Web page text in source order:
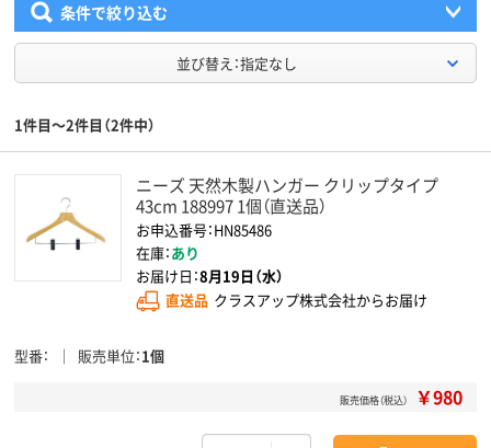
条件で絞り込む
並び替え：指定なし
1件目～2件目（2件中）
ニーズ 天然木製ハンガー クリップタイプ
43cm 188997 1個（直送品）
お申込番号：HN85486
在庫：あり
お届け日：8月19日（水）
直送品 クラスアップ株式会社からお届け
型番 販売単位 1個
販売価格（税込） ￥980